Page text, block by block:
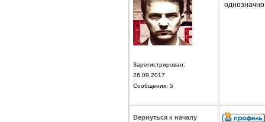
Зарегистрирован:
26.09.2017
Сообщения: 5
Вернуться к началу